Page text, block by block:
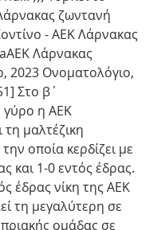
ζωντανή
- ΑΕΚ Λάρνακας
Λάρνακας
2023 Ονοματολόγιο,
Στο β΄
γύρο η ΑΕΚ
τη μαλτέζικη
οποία κερδίζει με
και 1-0 εντός έδρας.
έδρας νίκη της ΑΕΚ
τη μεγαλύτερη σε
ομάδας σε